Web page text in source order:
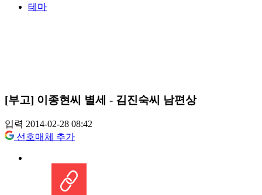
테마
[부고] 이종현씨 별세 - 김진숙씨 남편상
입력 2014-02-28 08:42
선호매체 추가